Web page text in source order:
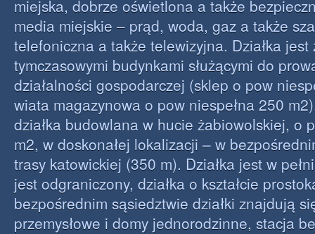
miejska, dobrze oświetlona a także
media miejskie – prąd, woda, gaz a także
telefoniczna a także telewizyjna. Działka
tymczasowymi budynkami służącymi do
działalności gospodarczej (sklep o pow
wiata magazynowa o pow niespełna 250
działka budowlana w hucie żabiowolskiej, o
m2, w doskonałej lokalizacji – w
trasy katowickiej (350 m). Działka jest w
jest odgraniczony, działka o kształcie
bezpośrednim sąsiedztwie działki znajdują
przemysłowe i domy jednorodzinne, stacja